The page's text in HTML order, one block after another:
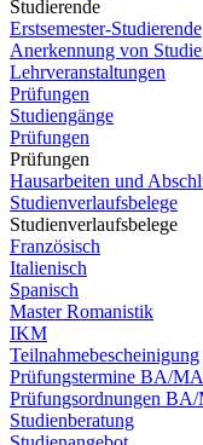
Studierende
Erstsemester-Studierende
Anerkennung von
Lehrveranstaltungen
Prüfungen
Studiengänge
Prüfungen
Prüfungen
Hausarbeiten und
Studienverlaufsbelege
Studienverlaufsbelege
Französisch
Italienisch
Spanisch
Master Romanistik
IKM
Teilnahmebescheinigung
Prüfungstermine BA/MA
Prüfungsordnungen
Studienberatung